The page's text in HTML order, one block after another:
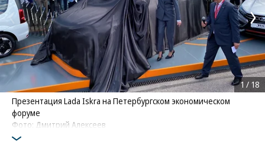
Презентация Lada Iskra на Петербургском экономическом
форуме
Фото: Дмитрий Алексеев
1 / 18